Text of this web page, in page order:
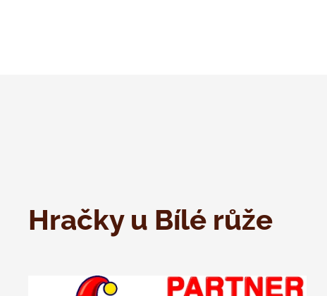
Hračky u Bílé růže